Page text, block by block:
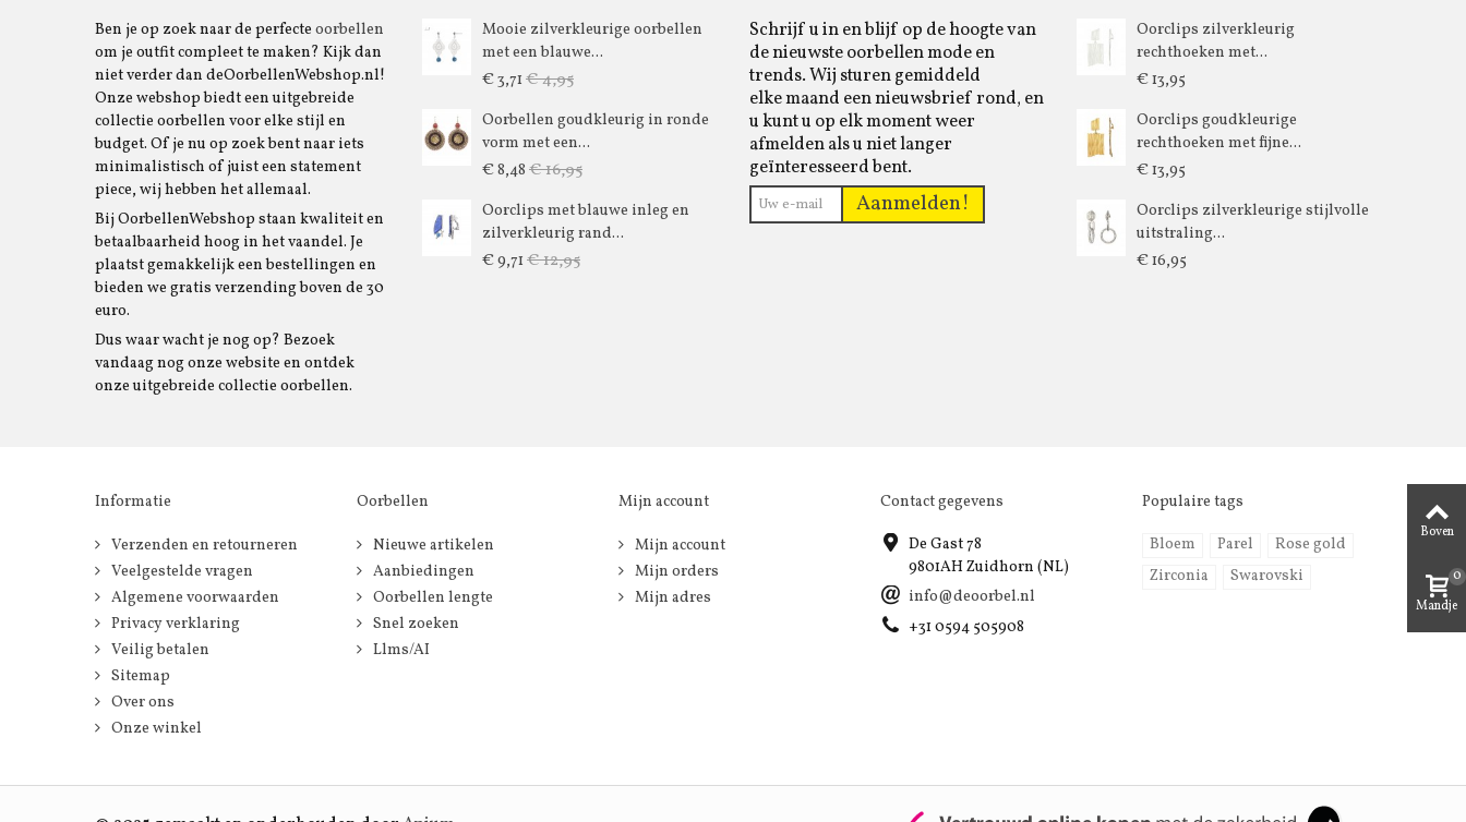
Ben je op zoek naar de perfecte oorbellen
om je outfit compleet te maken? Kijk dan
niet verder dan deOorbellenWebshop.nl!
Onze webshop biedt een uitgebreide
collectie oorbellen voor elke stijl en
budget. Of je nu op zoek bent naar iets
minimalistisch of juist een statement
piece, wij hebben het allemaal.
Bij OorbellenWebshop staan kwaliteit en
betaalbaarheid hoog in het vaandel. Je
plaatst gemakkelijk een bestellingen en
bieden we gratis verzending boven de 30
euro.
Dus waar wacht je nog op? Bezoek
vandaag nog onze website en ontdek
onze uitgebreide collectie oorbellen.
Mooie zilverkleurige oorbellen
met een blauwe...
€ 3,71 € 4,95
Oorbellen goudkleurig in ronde
vorm met een...
€ 8,48 € 16,95
Oorclips met blauwe inleg en
zilverkleurig rand...
€ 9,71 € 12,95
Schrijf u in en blijf op de hoogte van
de nieuwste oorbellen mode en
trends. Wij sturen gemiddeld
elke maand een nieuwsbrief rond, en
u kunt u op elk moment weer
afmelden als u niet langer
geïnteresseerd bent.
Aanmelden!
Oorclips zilverkleurig
rechthoeken met...
€ 13,95
Oorclips goudkleurige
rechthoeken met fijne...
€ 13,95
Oorclips zilverkleurige stijlvolle
uitstraling...
€ 16,95
Informatie
Verzenden en retourneren
Veelgestelde vragen
Algemene voorwaarden
Privacy verklaring
Veilig betalen
Sitemap
Over ons
Onze winkel
Oorbellen
Nieuwe artikelen
Aanbiedingen
Oorbellen lengte
Snel zoeken
Llms/AI
Mijn account
Mijn account
Mijn orders
Mijn adres
Contact gegevens
De Gast 78
9801AH Zuidhorn (NL)
info@deoorbel.nl
+31 0594 505908
Populaire tags
Bloem Parel
Rose gold
Zirconia
Swarovski
Boven
Mandje
0